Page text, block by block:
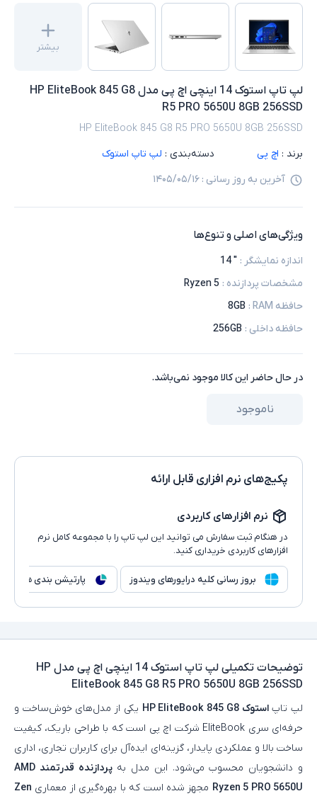
بیشتر
لپ تاپ استوک 14 اینچی اچ پی مدل HP EliteBook 845 G8
R5 PRO 5650U 8GB 256SSD
HP EliteBook 845 G8 R5 PRO 5650U 8GB 256SSD
برند : اچ پی دسته‌بندی : لپ تاپ استوک
آخرین به روز رسانی : ۱۴۰۵/۰۵/۱۶
ویژگی‌های اصلی و تنوع‌ها
اندازه نمایشگر :
" 14
مشخصات پردازنده :
5 Ryzen
حافظه RAM
:
8GB
حافظه داخلی :
256GB
در حال حاضر این کالا موجود نمی‌باشد.
ناموجود
پکیج‌های نرم افزاری قابل ارائه
نرم افزارهای کاربردی
در هنگام ثبت سفارش می توانید این لپ تاپ را با مجموعه کامل نرم
افزارهای کاربردی خریداری کنید.
بروز رسانی کلیه درایورهای ویندوز پارتیشن بندی هارد
توضیحات تکمیلی
لپ تاپ استوک 14 اینچی اچ پی مدل HP
EliteBook 845 G8 R5 PRO 5650U 8GB 256SSD
لپ‌ تاپاستوک HP EliteBook 845 G8
یکی از مدل‌های خوش‌ساخت و
حرفه‌ای سری EliteBook شرکت اچ‌ پی است که با طراحی باریک، کیفیت
ساخت بالا و عملکردی پایدار، گزینه‌ای ایده‌آل برای کاربران تجاری، اداری
و دانشجویان محسوب می‌شود. این مدل به
پردازنده قدرتمند AMD
Ryzen 5 PRO 5650U مجهز شده است که با بهره‌گیری از معماری Zen